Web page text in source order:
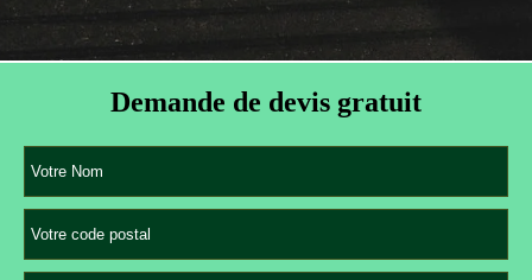
Demande de devis gratuit